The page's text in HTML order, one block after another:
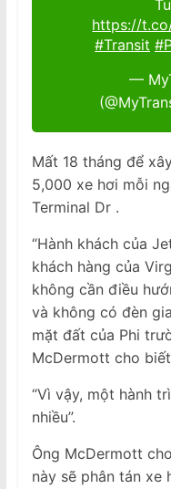
https://
#Transit
—
Mất 18 tháng để
5,000 xe hơi mỗi
Terminal Dr .
“Hành khách của
khách hàng của
không cần điều
và không có đèn
mặt đất của Phi
McDermott cho
“Vì vậy, một hành
nhiều”.
Ông McDermott
này sẽ phân tán xe